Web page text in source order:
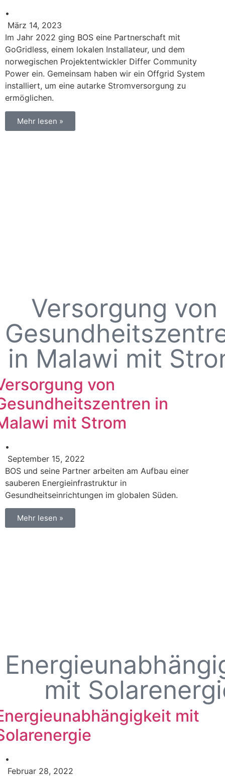
•
März 14, 2023
Im Jahr 2022 ging BOS eine Partnerschaft mit
GoGridless, einem lokalen Installateur, und dem
norwegischen Projektentwickler Differ Community
Power ein. Gemeinsam haben wir ein Offgrid System
installiert, um eine autarke Stromversorgung zu
ermöglichen.
Mehr lesen »
Versorgung von
in Malawi mit
von
in
mit Strom
•
September 15, 2022
BOS und seine Partner arbeiten am Aufbau einer
sauberen Energieinfrastruktur in
Gesundheitseinrichtungen im globalen Süden.
Mehr lesen »
mit
mit
•
Februar 28, 2022